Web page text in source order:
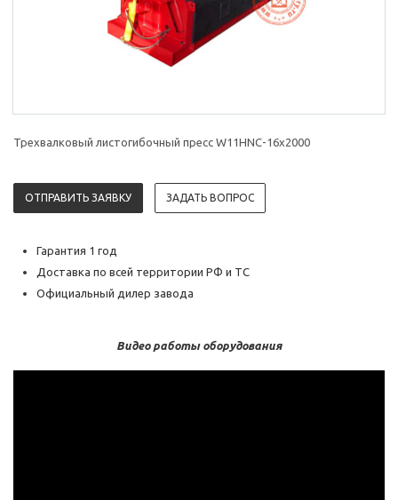
Трехвалковый листогибочный пресс W11HNC-16x2000
ОТПРАВИТЬ ЗАЯВКУ ЗАДАТЬ ВОПРОС
Гарантия 1 год
Доставка по всей территории РФ и ТС
Официальный дилер завода
Видео работы оборудования